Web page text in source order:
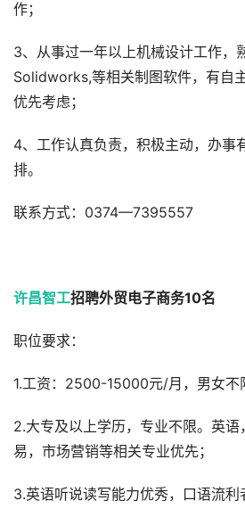
作；
3、从事过一年以上机械设计工作，
Solidworks,等相关制图软件，有自
优先考虑；
4、工作认真负责，积极主动，办事
排。
联系方式：0374—7395557
许昌智工招聘外贸电子商务10名
职位要求：
1.工资：2500-15000元/月，男女不
2.大专及以上学历，专业不限。英语
易，市场营销等相关专业优先；
3.英语听说读写能力优秀，口语流利